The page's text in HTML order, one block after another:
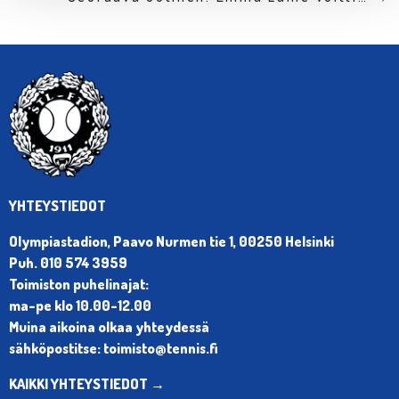
YHTEYSTIEDOT
Olympiastadion, Paavo Nurmen tie 1, 00250 Helsinki
Puh. 010 574 3959
Toimiston puhelinajat:
ma-pe klo 10.00-12.00
Muina aikoina olkaa yhteydessä
sähköpostitse: toimisto@tennis.fi
KAIKKI YHTEYSTIEDOT →